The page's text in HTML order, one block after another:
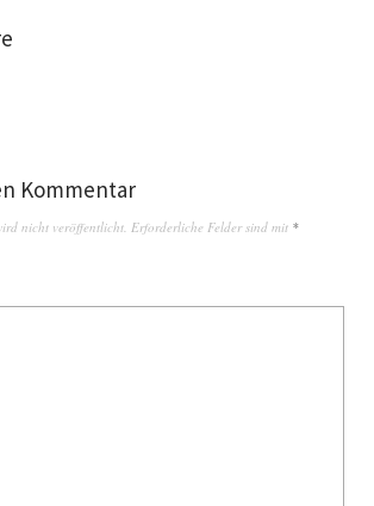
Kommentar
nicht veröffentlicht. Erforderliche Felder sind mit *